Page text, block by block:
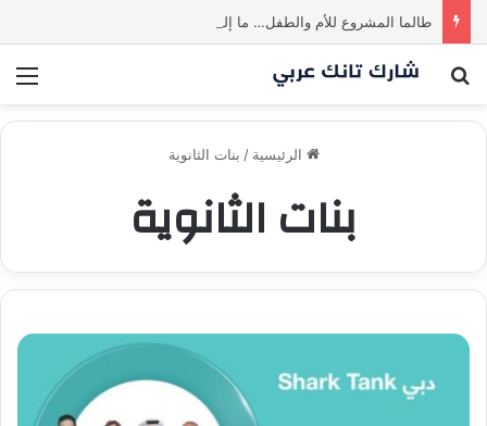
بحث عن
الرئيسية / بنات الثانوية
بنات الثانوية